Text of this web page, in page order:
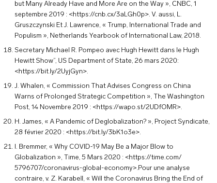
but Many Already Have and More Are on the Way », CNBC, 1
septembre 2019 : <https://cnb.cx/3aLGh0p>. V. aussi, L.
Gruszczynski Et J. Lawrence, « Trump, International Trade and
Populism », Netherlands Yearbook of International Law, 2018.
Secretary Michael R. Pompeo avec Hugh Hewitt dans le Hugh
Hewitt Show”, US Department of State, 26 mars 2020:
<https://bit.ly/2UyjGyn>.
J. Whalen, « Commission That Advises Congress on China
Warns of Prolonged Strategic Competition », The Washington
Post, 14 Novembre 2019 : <https://wapo.st/2UDfOMR>.
H. James, « A Pandemic of Deglobalization? », Project Syndicate,
28 février 2020 : <https://bit.ly/3bK1o3e>.
I. Bremmer, « Why COVID-19 May Be a Major Blow to
Globalization », Time, 5 Mars 2020 : <https://time.com/
5796707/coronavirus-global-economy>.Pour une analyse
contraire, v. Z. Karabell, « Will the Coronavirus Bring the End of